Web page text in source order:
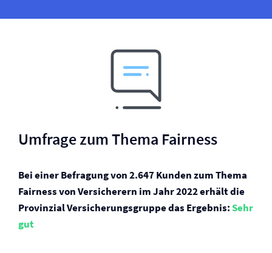
Umfrage zum Thema Fairness
Bei einer Befragung von 2.647 Kunden zum Thema
Fairness von Versicherern im Jahr 2022 erhält die
Provinzial Versicherungsgruppe das Ergebnis:Sehr
gut